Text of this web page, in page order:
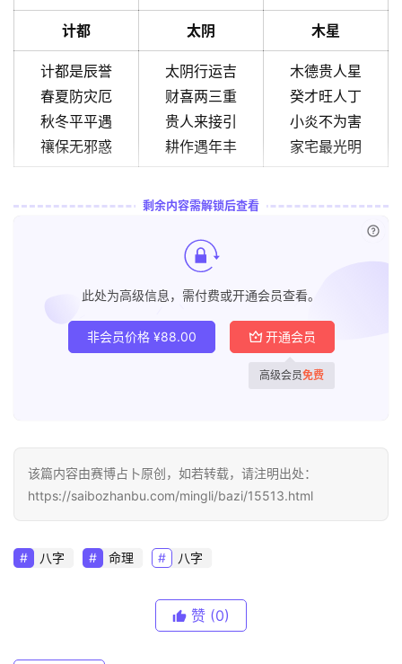
计都 太阴 木星
计都是辰誉
春夏防灾厄
秋冬平平遇
禳保无邪惑
太阴行运吉
财喜两三重
贵人来接引
耕作遇年丰
木德贵人星
癸才旺人丁
小炎不为害
家宅最光明
剩余内容需解锁后查看
此处为高级信息，需付费或开通会员查看。
非会员价格 ¥88.00 开通会员
高级会员免费
该篇内容由赛博占卜原创，如若转载，请注明出处：
https://saibozhanbu.com/mingli/bazi/15513.html
八字 命理 八字
赞 (0)